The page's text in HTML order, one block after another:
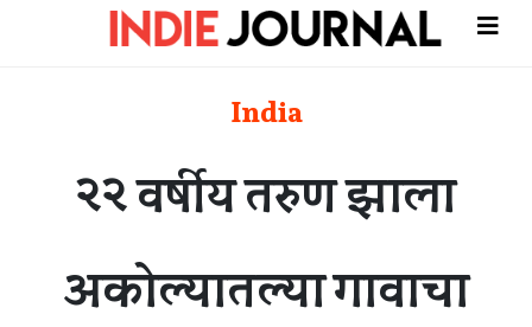
India
२२ वर्षीय तरुण झाला
अकोल्यातल्या गावाचा